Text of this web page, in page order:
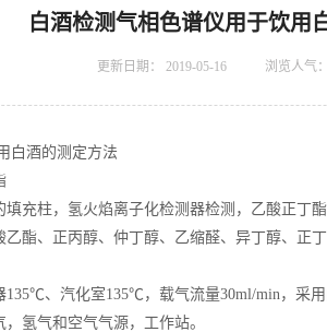
白酒检测气相色谱仪用于饮用
更新日期： 2019-05-16 浏览人气：
酒的测定方法
柱，氢火焰离子化检测器检测，乙酸正丁酯
、正丙醇、仲丁醇、乙缩醛、异丁醇、正
、汽化室135℃，载气流量30ml/min，采用
氢气和空气气源，工作站。